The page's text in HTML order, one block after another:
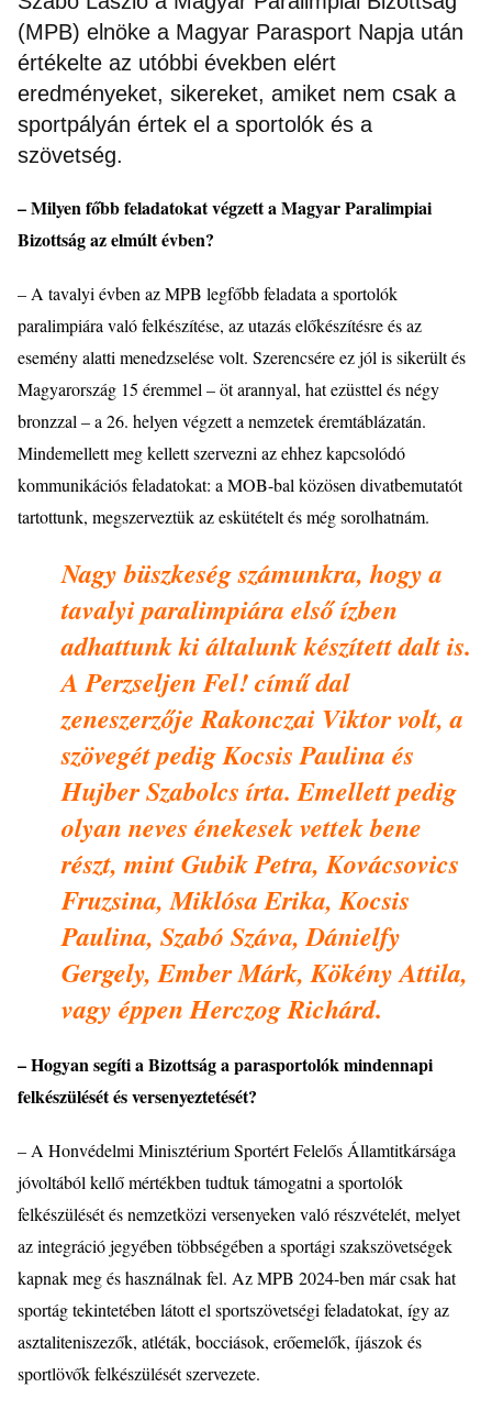
(MPB) elnöke a Magyar Parasport Napja után
értékelte az utóbbi években elért
eredményeket, sikereket, amiket nem csak a
sportpályán értek el a sportolók és a
szövetség.
– Milyen főbb feladatokat végzett a Magyar Paralimpiai
Bizottság az elmúltévben?
– A tavalyi évben az MPB legfőbb feladata a sportolók
paralimpiára való felkészítése, az utazás előkészítésreés az
esemény alatti menedzselése volt. Szerencsére ez jól is sikerültés
Magyarország 15 éremmel –öt arannyal, hat ezüsttel és négy
bronzzal – a 26. helyen végzett a nemzetekéremtáblázatán.
Mindemellett meg kellett szervezni az ehhez kapcsolódó
kommunikációs feladatokat: a MOB-bal közösen divatbemutatót
tartottunk, megszerveztük az eskütételtés még sorolhatnám.
Nagy büszkeség számunkra, hogy a
tavalyi paralimpiára első ízben
adhattunk ki általunk készített dalt is.
A Perzseljen Fel! című dal
zeneszerzője Rakonczai Viktor volt, a
szövegét pedig Kocsis Paulina és
Hujber Szabolcs írta. Emellett pedig
olyan neves énekesek vettek bene
részt, mint Gubik Petra, Kovácsovics
Fruzsina, Miklósa Erika, Kocsis
Paulina, Szabó Száva, Dánielfy
Gergely, Ember Márk, Kökény Attila,
vagy éppen Herczog Richárd.
– Hogyan segíti a Bizottság a parasportolók mindennapi
felkészülésétés versenyeztetését?
– A Honvédelmi Minisztérium Sportért Felelős Államtitkársága
jóvoltából kellő mértékben tudtuk támogatni a sportolók
felkészülésétés nemzetközi versenyeken való részvételét, melyet
az integráció jegyében többségében a sportági szakszövetségek
kapnak megés használnak fel. Az MPB 2024-ben már csak hat
sportág tekintetében látott el sportszövetségi feladatokat, így az
asztaliteniszezők, atléták, bocciások, erőemelők, íjászokés
sportlövők felkészülését szervezete.